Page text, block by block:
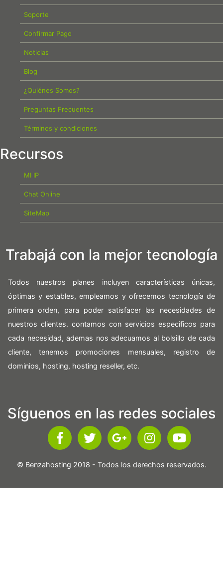
Soporte
Confirmar Pago
Noticias
Blog
¿Quiénes Somos?
Preguntas Frecuentes
Términos y condiciones
Recursos
MI IP
Chat Online
SiteMap
Trabajá con la mejor tecnología
Todos nuestros planes incluyen características únicas,
óptimas y estables, empleamos y ofrecemos tecnología de
primera orden, para poder satisfacer las necesidades de
nuestros clientes. contamos con servicios especificos para
cada necesidad, ademas nos adecuamos al bolsillo de cada
cliente, tenemos promociones mensuales, registro de
dominios, hosting, hosting reseller, etc.
Síguenos en las redes sociales
© Benzahosting 2018 - Todos los derechos reservados.